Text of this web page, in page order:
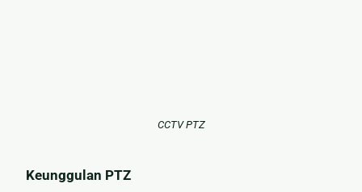
CCTV PTZ
Keunggulan PTZ